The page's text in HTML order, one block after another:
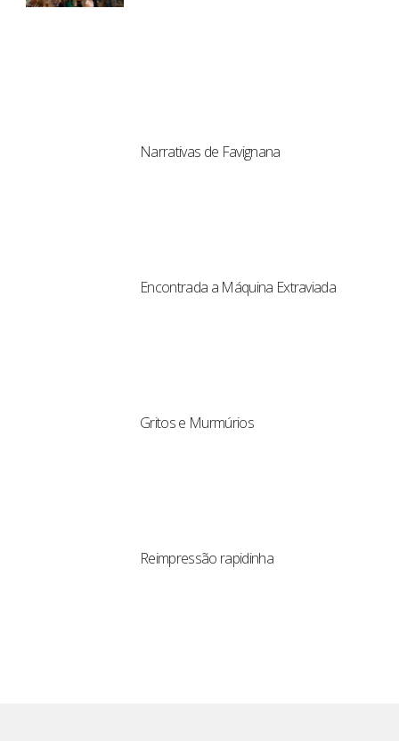
Narrativas de Favignana
Encontrada a Máquina Extraviada
Gritos e Murmúrios
Reimpressão rapidinha